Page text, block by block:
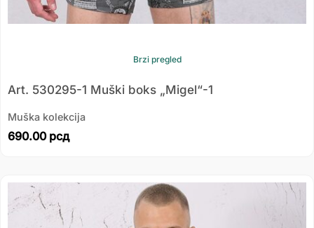
Brzi pregled
Art. 530295-1 Muški boks „Migel“-1
Muška kolekcija
690.00 рсд